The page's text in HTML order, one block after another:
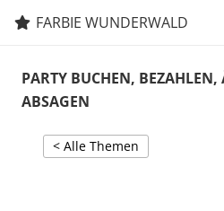
FARBIE WUNDERWALD
PARTY BUCHEN,
ABSAGEN
< Alle Themen